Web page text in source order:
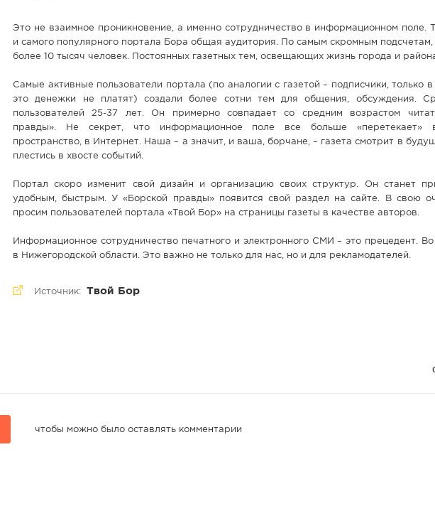
Это не взаимное проникновение, а именно сотрудничество в информационном поле.
и самого популярного портала Бора общая аудитория. По самым скромным подсчетам,
более 10 тысяч человек. Постоянных газетных тем, освещающих жизнь города и района
Самые активные пользователи портала (по аналогии с газетой – подписчики, только
это денежки не платят) создали более сотни тем для общения, обсуждения.
пользователей 25-37 лет. Он примерно совпадает со средним возрастом
правды». Не секрет, что информационное поле все больше «перетекает»
пространство, в Интернет. Наша – а значит, и ваша, борчане, – газета смотрит в
плестись в хвосте событий.
Портал скоро изменит свой дизайн и организацию своих структур. Он станет
удобным, быстрым. У «Борской правды» появится свой раздел на сайте. В свою
просим пользователей портала «Твой Бор» на страницы газеты в качестве авторов.
Информационное сотрудничество печатного и электронного СМИ – это прецедент. Во
в Нижегородской области. Это важно не только для нас, но и для рекламодателей.
Источник: Твой Бор
чтобы можно было оставлять комментарии